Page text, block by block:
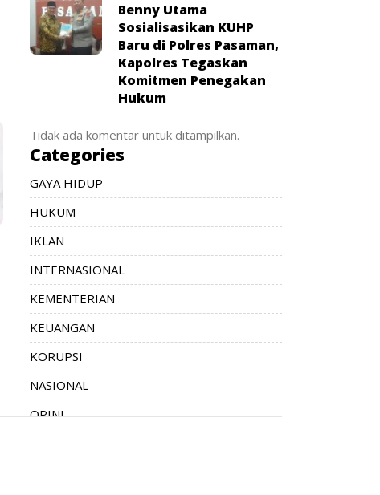
Benny Utama
Sosialisasikan KUHP
Baru di Polres Pasaman,
Kapolres Tegaskan
Komitmen Penegakan
Hukum
Tidak ada komentar untuk ditampilkan.
Categories
GAYA HIDUP
HUKUM
IKLAN
INTERNASIONAL
KEMENTERIAN
KEUANGAN
KORUPSI
NASIONAL
OPINI